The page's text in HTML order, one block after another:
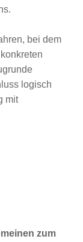
bei dem
logisch
mit
zum